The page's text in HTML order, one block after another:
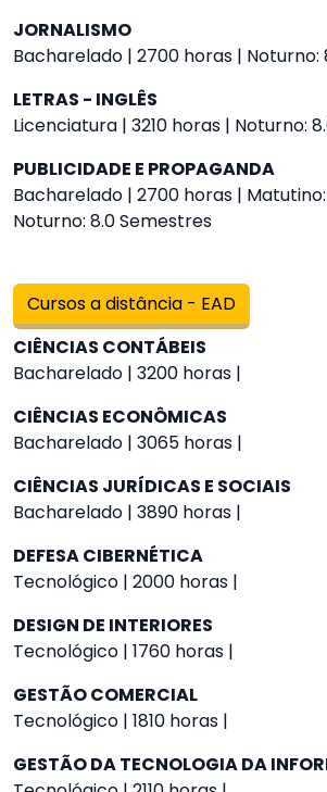
JORNALISMO
Bacharelado | 2700 horas | Noturno:
LETRAS - INGLÊS
Licenciatura | 3210 horas | Noturno:
PUBLICIDADE E PROPAGANDA
Bacharelado | 2700 horas |
Noturno: 8.0 Semestres
Cursos a distância - EAD
CIÊNCIAS CONTÁBEIS
Bacharelado | 3200 horas |
CIÊNCIAS ECONÔMICAS
Bacharelado | 3065 horas |
CIÊNCIAS JURÍDICAS E SOCIAIS
Bacharelado | 3890 horas |
DEFESA CIBERNÉTICA
Tecnológico | 2000 horas |
DESIGN DE INTERIORES
Tecnológico | 1760 horas |
GESTÃO COMERCIAL
Tecnológico | 1810 horas |
GESTÃO DA TECNOLOGIA DA